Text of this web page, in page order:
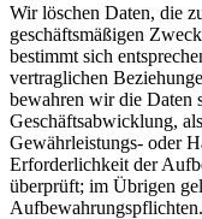
Wir löschen Daten, die
geschäftsmäßigen
bestimmt sich
vertraglichen
bewahren wir die Daten
Geschäftsabwicklung,
Gewährleistungs- oder
Erforderlichkeit der
überprüft; im Übrigen
Aufbewahrungspflichten.